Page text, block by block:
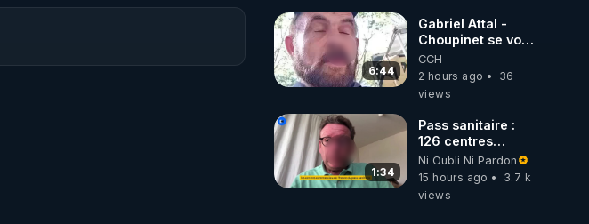
6:44
Gabriel Attal -
Choupinet se voit
en haut de
l'affiche
CCH
2 hours ago
36
views
1:34
Pass sanitaire :
126 centres
commerciaux
concernés par
l'obligation dans
Ni Oubli Ni Pardon
15 hours ago
3.7 k
views